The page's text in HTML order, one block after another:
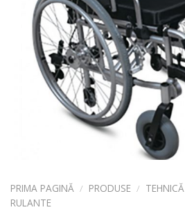
PRIMA PAGINĂ / PRODUSE /
RULANTE